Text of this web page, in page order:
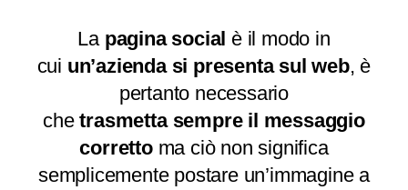
La pagina social è il modo in
cui un’azienda si presenta sul web, è
pertanto necessario
chetrasmetta sempre il messaggio
correttoma ciò non significa
semplicemente postare un’immagine a